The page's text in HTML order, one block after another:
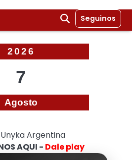
Seguinos
2026
7
Agosto
Argentina
AQUI - Dale play